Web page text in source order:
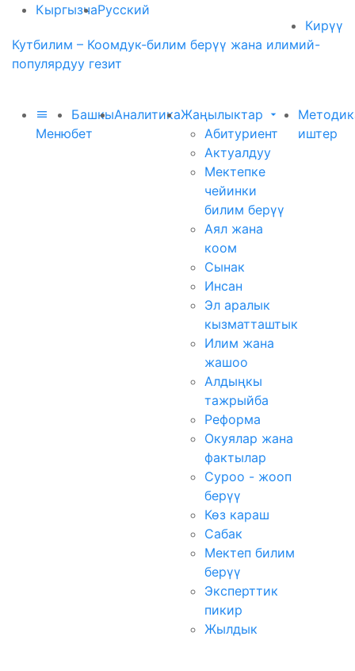
КыргызчаРусский
Кирүү
Кутбилим – Коомдук-билим берүү жана илимий-
популярдуу гезит
Меню
Башкы
бет
АналитикаЖаңылыктар
Абитуриент
Актуалдуу
Мектепке
чейинки
билим берүү
Аял жана
коом
Сынак
Инсан
Эл аралык
кызматташтык
Илим жана
жашоо
Алдыңкы
тажрыйба
Реформа
Окуялар жана
фактылар
Суроо - жооп
берүү
Көз караш
Сабак
Мектеп билим
берүү
Эксперттик
пикир
Жылдык
иштер